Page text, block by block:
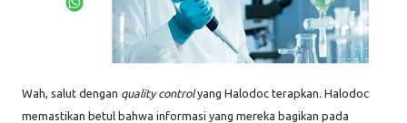
Wah, salut dengan quality controlyang Halodoc terapkan. Halodoc
memastikan betul bahwa informasi yang mereka bagikan pada